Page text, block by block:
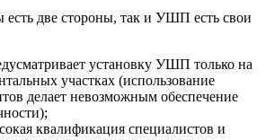
две стороны, так и УШП есть свои
установку УШП только на
участках (использование
делает невозможным обеспечение
квалификация специалистов и